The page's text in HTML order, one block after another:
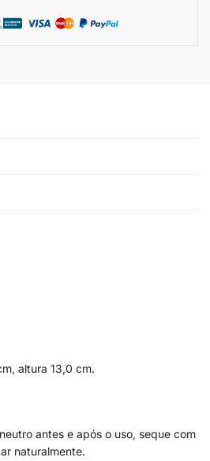
altura 13,0 cm.
antes e após o uso, seque com
naturalmente.